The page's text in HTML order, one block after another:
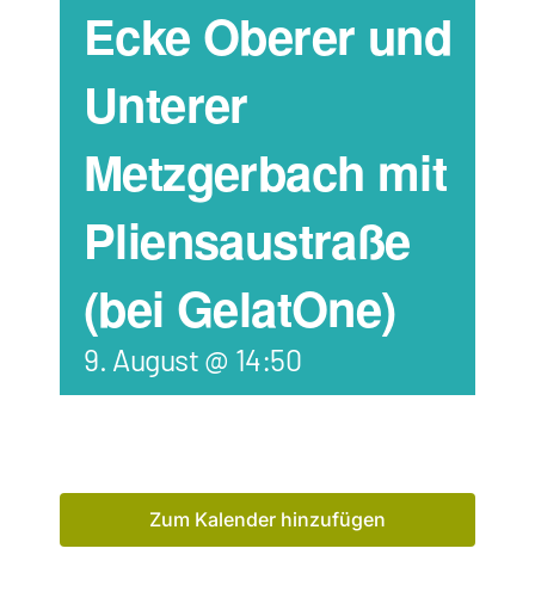
Ecke Oberer und
Unterer
Metzgerbach mit
Pliensaustraße
(bei GelatOne)
9. August @ 14:50
Zum Kalender hinzufügen